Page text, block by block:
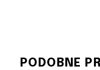
PODOBNE